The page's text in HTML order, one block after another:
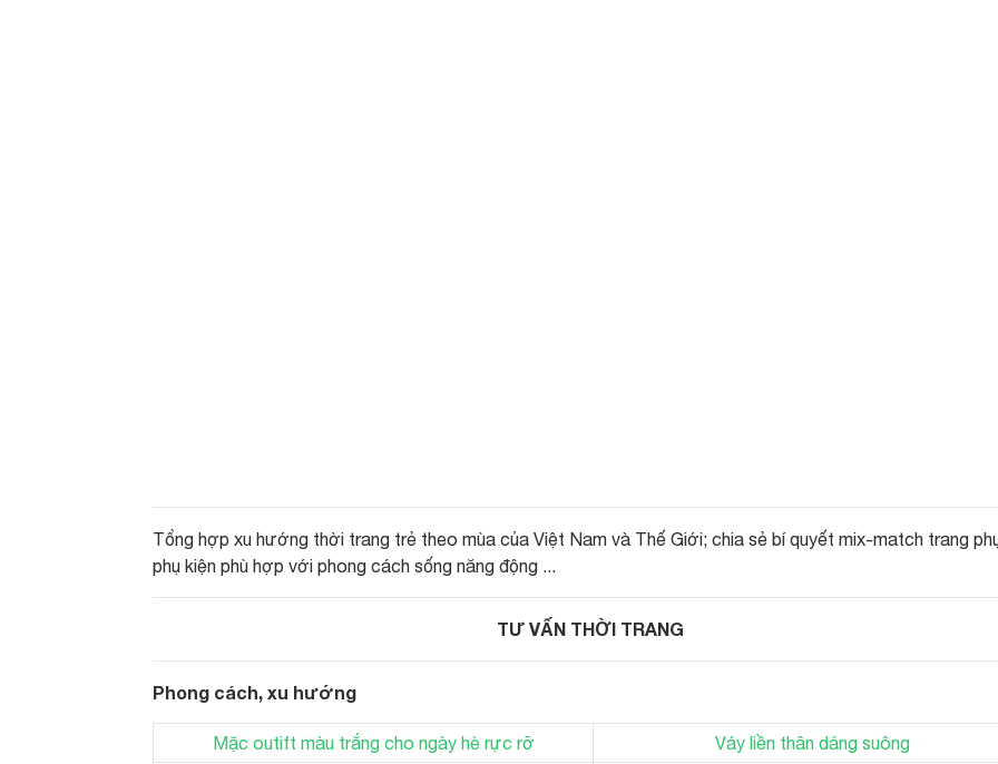
Tổng hợp xu hướng thời trang trẻ theo mùa của Việt Nam và Thế Giới; chia sẻ bí quyết mix-match trang
phụ kiện phù hợp với phong cách sống năng động ...
TƯ VẤN THỜI TRANG
Phong cách, xu hướng
Mặc outift màu trắng cho ngày hè rực rỡ Váy liền thân dáng suông